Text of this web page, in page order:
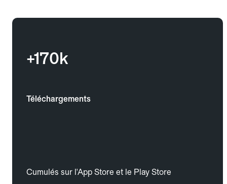
+170k
Téléchargements
Cumulés sur l'App Store et le Play Store